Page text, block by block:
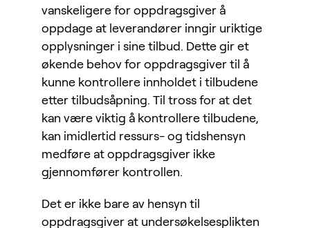
vanskeligere for oppdragsgiver å
oppdage at leverandører inngir uriktige
opplysninger i sine tilbud. Dette gir et
økende behov for oppdragsgiver til å
kunne kontrollere innholdet i tilbudene
etter tilbudsåpning. Til tross for at det
kan være viktig å kontrollere tilbudene,
kan imidlertid ressurs- og tidshensyn
medføre at oppdragsgiver ikke
gjennomfører kontrollen.
Det er ikke bare av hensyn til
oppdragsgiver at undersøkelsesplikten